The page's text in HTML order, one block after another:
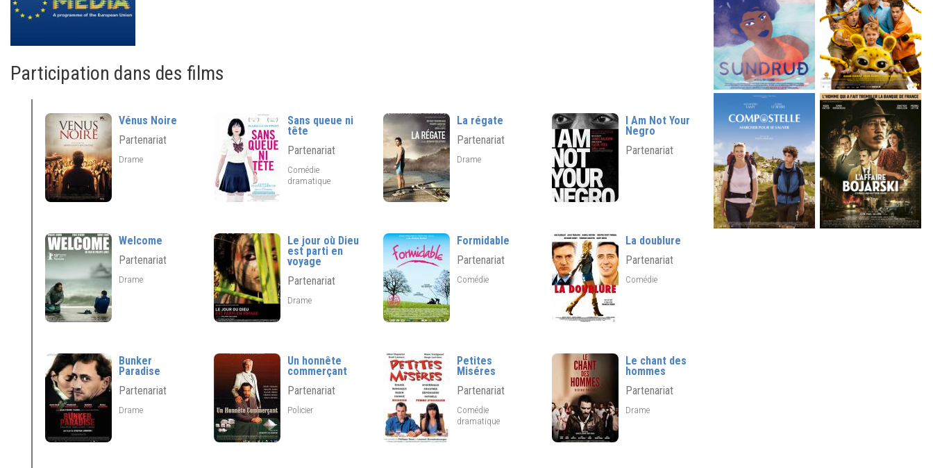
Participation dans des films
Vénus Noire
Partenariat
Drame
Sans queue ni
tête
Partenariat
Comédie
dramatique
La régate
Partenariat
Drame
I Am Not Your
Negro
Partenariat
Welcome
Partenariat
Drame
Le jour où Dieu
est parti en
voyage
Partenariat
Drame
Formidable
Partenariat
Comédie
La doublure
Partenariat
Comédie
Bunker
Paradise
Partenariat
Drame
Un honnête
commerçant
Partenariat
Policier
Petites
Miséres
Partenariat
Comédie
dramatique
Le chant des
hommes
Partenariat
Drame